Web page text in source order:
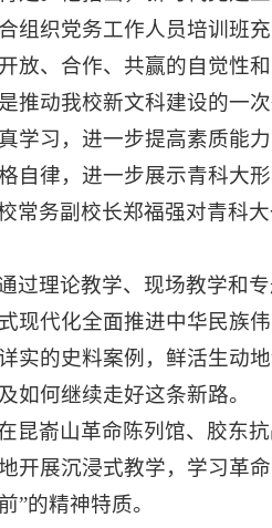
组织党务工作人员培训班
放、合作、共赢的自觉性
推动我校新文科建设的一
学习，进一步提高素质能
自律，进一步展示青科大形
常务副校长郑福强对青科
过理论教学、现场教学和
现代化全面推进中华民族
实的史料案例，鲜活生动
如何继续走好这条新路。
昆嵛山革命陈列馆、胶东
开展沉浸式教学，学习革
”的精神特质。